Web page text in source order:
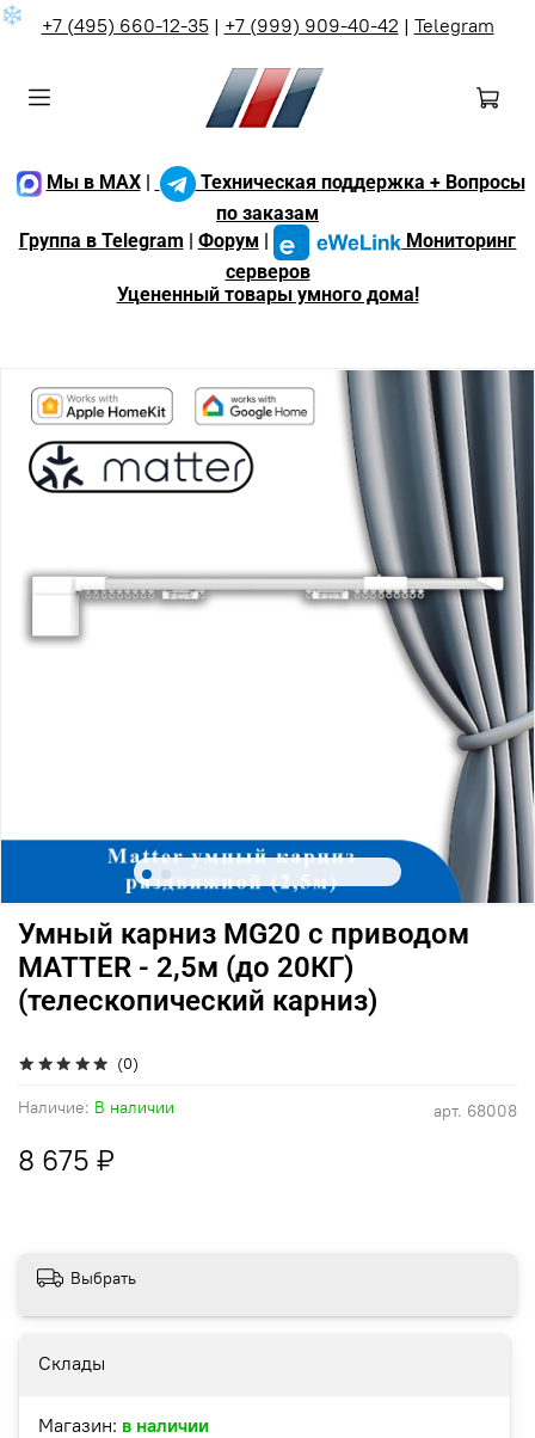
❄ +7 (495) 660-12-35| +7 (999) 909-40-42 | Telegram
Мы в MAX|
Техническая поддержка + Вопросы
по заказам
Группа в Telegram
Форум
Мониторинг
серверов
Уцененный товары умного дома!
(0)
арт. 68008
Наличие: В наличии
Умный карниз MG20 с приводом
MATTER - 2,5м (до 20КГ)
(телескопический карниз)
8 675 ₽
Склады
Магазин: в наличии
Выбрать